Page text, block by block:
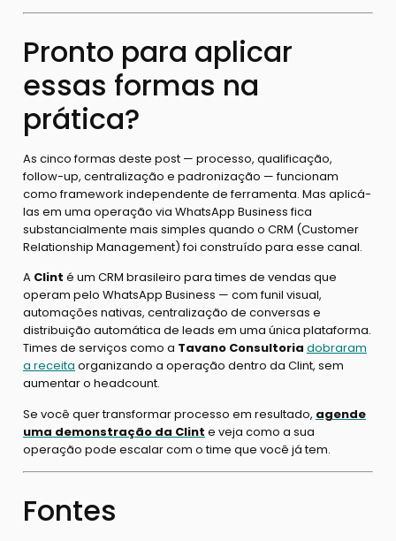
Pronto para aplicar
essas formas na
prática?
As cinco formas deste post — processo, qualificação,
follow-up, centralização e padronização — funcionam
como framework independente de ferramenta. Mas aplicá-
las em uma operação via WhatsApp Business fica
substancialmente mais simples quando o CRM (Customer
Relationship Management) foi construído para esse canal.
A Clint é um CRM brasileiro para times de vendas que
operam pelo WhatsApp Business — com funil visual,
automações nativas, centralização de conversas e
distribuição automática de leads em uma única plataforma.
Times de serviços como a Tavano Consultoria dobraram
a receita organizando a operação dentro da Clint, sem
aumentar o headcount.
Se você quer transformar processo em resultado, agende
uma demonstração da Clint e veja como a sua
operação pode escalar com o time que você já tem.
Fontes